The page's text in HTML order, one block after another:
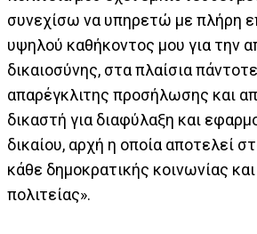
συνεχίσω να υπηρετώ με πλήρη
υψηλού καθήκοντος μου για την
δικαιοσύνης, στα πλαίσια
απαρέγκλιτης προσήλωσης και
δικαστή για διαφύλαξη και
δικαίου, αρχή η οποία αποτελεί
κάθε δημοκρατικής κοινωνίας
πολιτείας».